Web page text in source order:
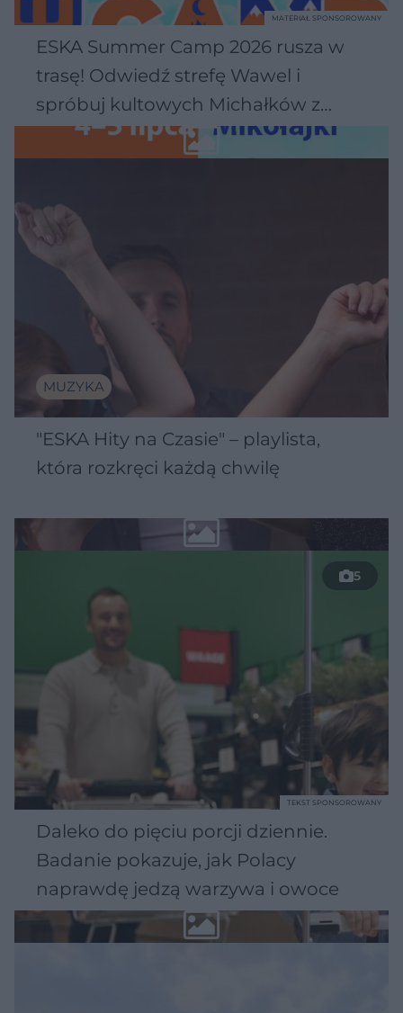
ESKA Summer Camp 2026 rusza w
trasę! Odwiedź strefę Wawel i
spróbuj kultowych Michałków z
Wawelu
MATERIAŁ SPONSOROWANY
MUZYKA
"ESKA Hity na Czasie" – playlista,
która rozkręci każdą chwilę
5
Daleko do pięciu porcji dziennie.
Badanie pokazuje, jak Polacy
naprawdę jedzą warzywa i owoce
TEKST SPONSOROWANY